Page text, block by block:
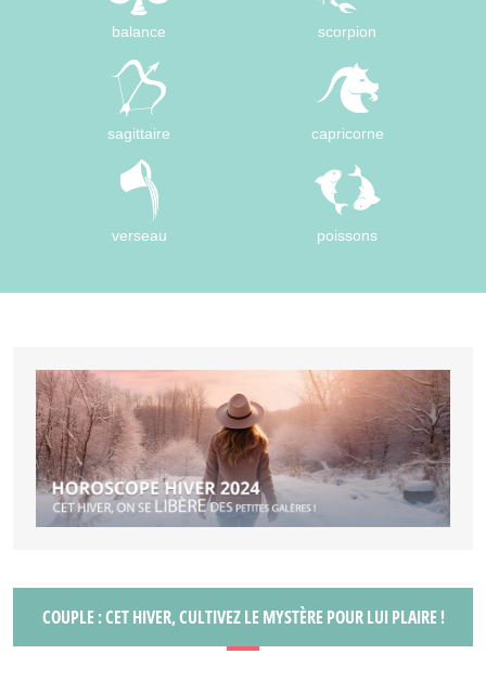
balance scorpion
sagittaire capricorne
verseau poissons
COUPLE : CET HIVER, CULTIVEZ LE MYSTÈRE POUR LUI PLAIRE !